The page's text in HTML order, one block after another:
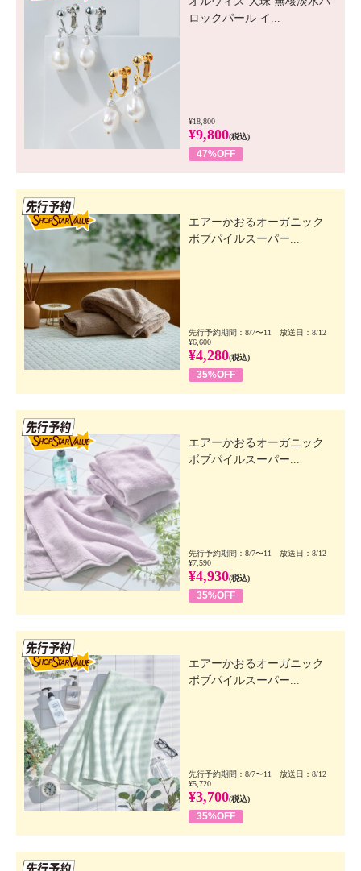
ロックパール イ...
¥18,800
¥9,800(税込)
47%OFF
エアーかおるオーガニック
ボブパイルスーパー...
先行予約期間：8/7〜11 放送日：8/12
¥6,600
¥4,280(税込)
35%OFF
エアーかおるオーガニック
ボブパイルスーパー...
先行予約期間：8/7〜11 放送日：8/12
¥7,590
¥4,930(税込)
35%OFF
エアーかおるオーガニック
ボブパイルスーパー...
先行予約期間：8/7〜11 放送日：8/12
¥5,720
¥3,700(税込)
35%OFF